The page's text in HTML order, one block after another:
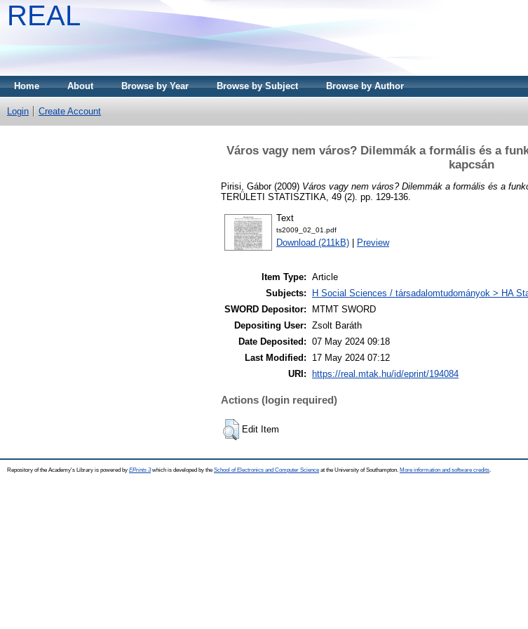
REAL
Home About Browse by Year Browse by Subject Browse by Author
Login Create Account
Város vagy nem város? Dilemmák a formális és a
kapcsán
Pirisi, Gábor(2009) Város vagy nem város? Dilemmák a formális és a
TERÜLETI STATISZTIKA, 49 (2). pp. 129-136.
Text
ts2009_02_01.pdf
Download (211kB) Preview
Item Type: Article
Subjects:
H Social Sciences / társadalomtudományok > HA
SWORD Depositor:
MTMT SWORD
Depositing User: Zsolt Baráth
Date Deposited: 07 May 2024 09:18
Last Modified:
17 May 2024 07:12
URI:
https://real.mtak.hu/id/eprint/194084
Actions (login required)
Edit Item
Repository of the Academy's Library is powered by EPrints 3which is developed by the School of Electronics and Computer Science at the University of Southampton. More information and software credits